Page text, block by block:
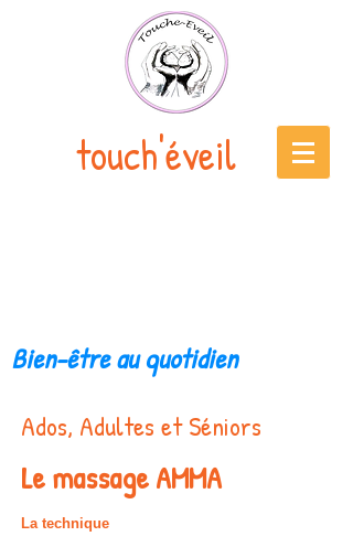
touch'éveil
Bien-être au quotidien
Ados, Adultes et Séniors
Le massage AMMA
La technique